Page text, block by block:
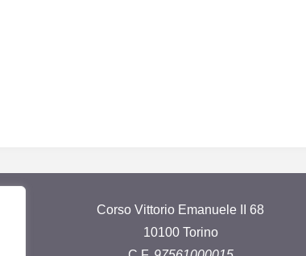
Corso Vittorio Emanuele II 68
10100 Torino